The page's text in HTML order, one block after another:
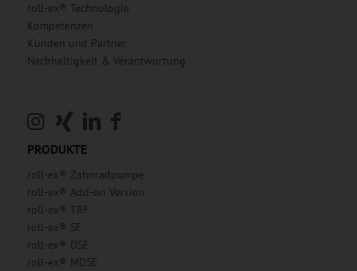
roll-ex® Technologie
Kompetenzen
Kunden und Partner
Nachhaltigkeit & Verantwortung
PRODUKTE
roll-ex® Zahnradpumpe
roll-ex® Add-on Version
roll-ex® TRF
roll-ex® SF
roll-ex® DSE
roll-ex® MDSE